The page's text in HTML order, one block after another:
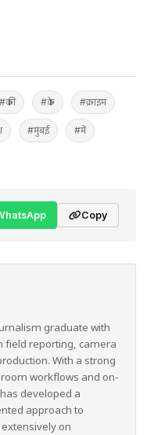
#की #के #क्राइम
#मुंबई #में
Copy
graduate with
field reporting, camera
With a strong
workflows and on-
developed a
approach to
on